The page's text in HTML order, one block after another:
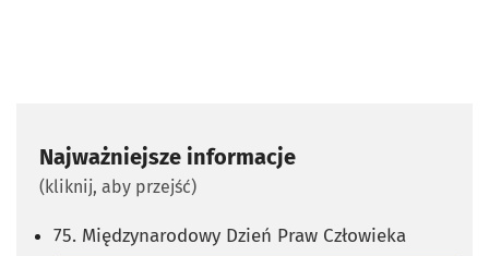
Najważniejsze informacje
(kliknij, aby przejść)
75. Międzynarodowy Dzień Praw Człowieka